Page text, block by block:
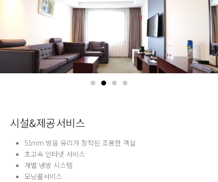
시설&제공서비스
51mm 방음 유리가 장착된 조용한 객실
초고속 인터넷 서비스
개별 냉방 시스템
모닝콜서비스